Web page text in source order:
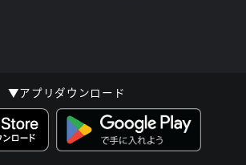
▼アプリダウンロード